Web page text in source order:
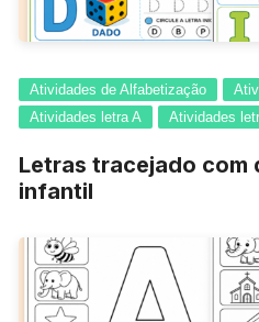
Atividades de Alfabetização
Atividades letra A
Atividades
Letras tracejado com
infantil